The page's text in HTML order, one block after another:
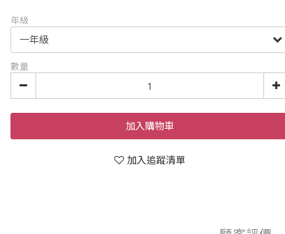
年級
數量
加入購物車
加入追蹤清單